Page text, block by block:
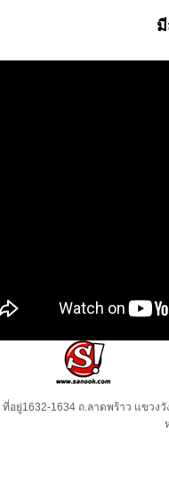
ที่อยู่1632-1634 ถ.ลาดพร้าว แขวง